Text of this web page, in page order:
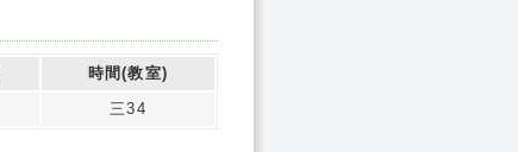
時間(教室)
三34